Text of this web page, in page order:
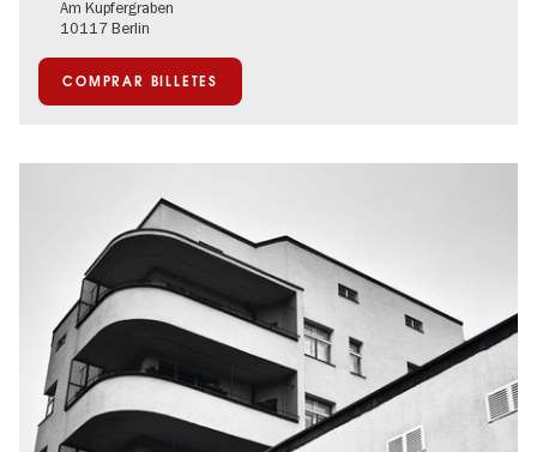
Am Kupfergraben
10117 Berlin
COMPRAR BILLETES